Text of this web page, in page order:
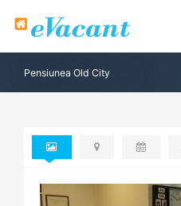
Pensiunea Old City